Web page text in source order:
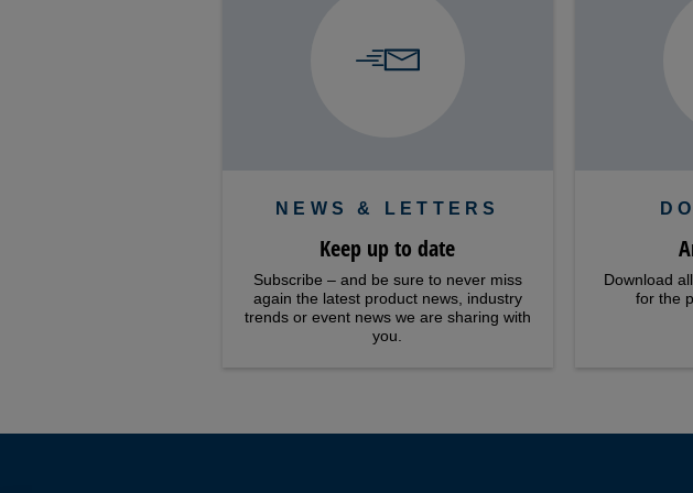
NEWS & LETTERS
Keep up to date
Subscribe – and be sure to never miss
again the latest product news, industry
trends or event news we are sharing with
you.
Download
for the